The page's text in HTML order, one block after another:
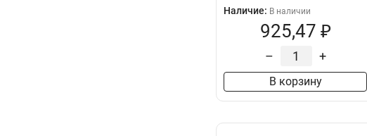
Наличие: В наличии
925,47 ₽
– +
В корзину